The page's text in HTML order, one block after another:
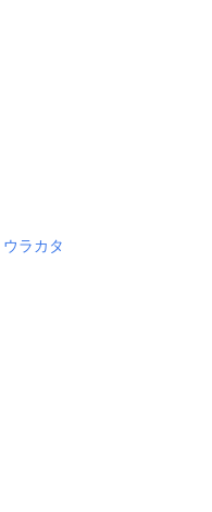
ウラカタ